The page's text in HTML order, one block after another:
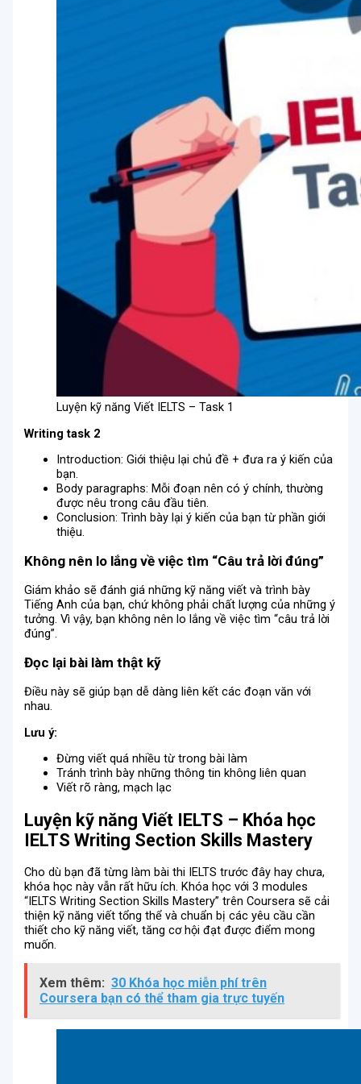
Luyện kỹ năng Viết IELTS – Task 1
Writing task 2
Introduction: Giới thiệu lại chủ đề + đưa ra ý kiến ​​của
bạn.
Body paragraphs: Mỗi đoạn nên có ý chính, thường
được nêu trong câu đầu tiên.
Conclusion: Trình bày lại ý kiến ​​của bạn từ phần giới
thiệu.
Không nên lo lắng về việc tìm “Câu trả lời đúng”
Giám khảo sẽ đánh giá những kỹ năng viết và trình bày
Tiếng Anh của bạn, chứ không phải chất lượng của những ý
tưởng. Vì vậy, bạn không nên lo lắng về việc tìm “câu trả lời
đúng”.
Đọc lại bài làm thật kỹ
Điều này sẽ giúp bạn dễ dàng liên kết các đoạn văn với
nhau.
Lưu ý:
Đừng viết quá nhiều từ trong bài làm
Tránh trình bày những thông tin không liên quan
Viết rõ ràng, mạch lạc
Luyện kỹ năng Viết IELTS – Khóa học
IELTS Writing Section Skills Mastery
Cho dù bạn đã từng làm bài thi IELTS trước đây hay chưa,
khóa học này vẫn rất hữu ích. Khóa học với 3 modules
“IELTS Writing Section Skills Mastery” trên Coursera sẽ cải
thiện kỹ năng viết tổng thể và chuẩn bị các yêu cầu cần
thiết cho kỹ năng viết, tăng cơ hội đạt được điểm mong
muốn.
Xem thêm: 30 Khóa học miễn phí trên
Coursera bạn có thể tham gia trực tuyến